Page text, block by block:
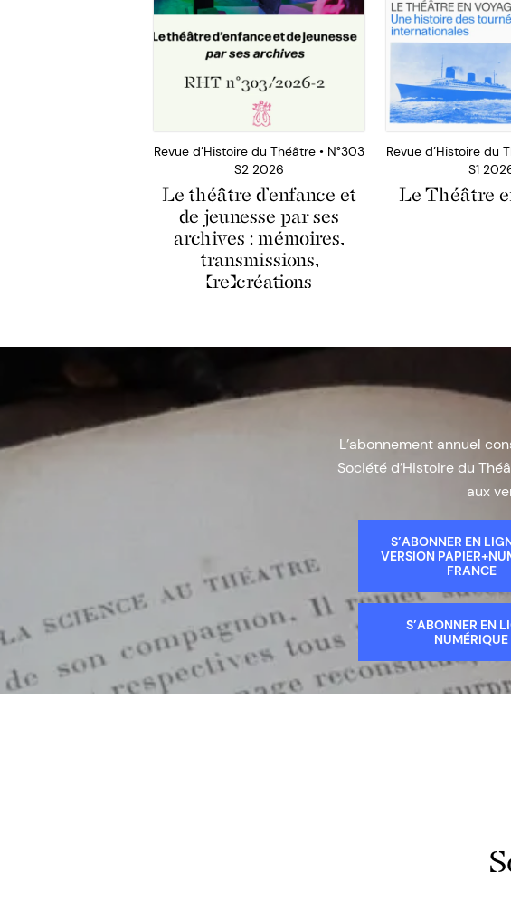
Revue d’Histoire du Théâtre • N°303
S2 2026
Le théâtre d’enfance et
de jeunesse par ses
archives : mémoires,
transmissions,
(re)créations
Revue d’Histoire du
S1
Le Théâtre
L’abonnement annuel
Société d’Histoire du
aux
S’ABONNER EN
VERSION
FRANCE
S’ABONNER EN
NUMÉRIQUE